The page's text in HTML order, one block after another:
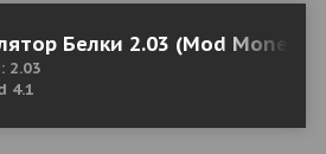
Белки 2.03 (Mod Money)
2.03
4.1